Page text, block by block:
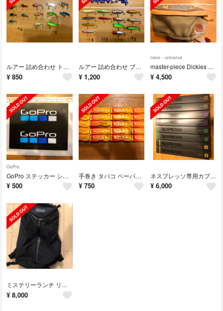
ルアー 詰め合わせ トラウト ライトゲーム お得
¥ 850
ルアー 詰め合わせ ブラックバス シーバス お得
¥ 1,200
nano・universe
master-piece Dickies nano-universeボディバッグ
¥ 4,500
GoPro
GoPro ステッカー シール
¥ 500
手巻き タバコ ペーパー 24個
¥ 750
ネスプレッソ専用カプセル(Nespresso)
¥ 6,000
ミステリーランチ リュック バックパック
¥ 8,000